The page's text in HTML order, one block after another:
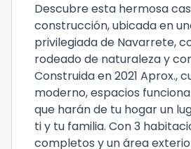
Descubre esta hermosa
construcción, ubicada en
privilegiada de Navarrete,
rodeado de naturaleza y
Construida en 2021 Aprox.,
moderno, espacios
que harán de tu hogar un
ti y tu familia. Con 3
completos y un área